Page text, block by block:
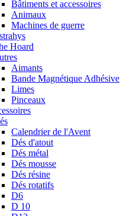
Bâtiments et accessoires
Animaux
Machines de guerre
Hoard
Aimants
Bande Magnétique Adhésive
Limes
Pinceaux
Calendrier de l'Avent
Dés d'atout
Dés métal
Dés mousse
Dés résine
Dés rotatifs
D6
D 10